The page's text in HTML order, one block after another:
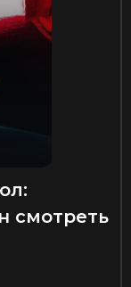
смотреть